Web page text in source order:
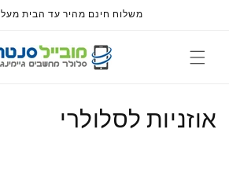
משלוח חינם מהיר עד הבית מעל 399ש"ח
א
אוזניות לסלולרי